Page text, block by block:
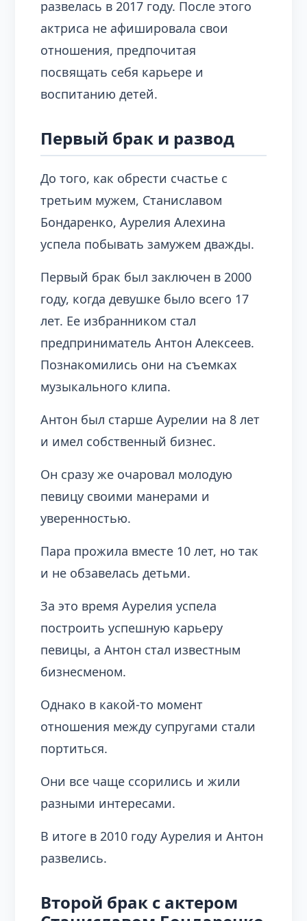
развелась в 2017 году. После этого
актриса не афишировала свои
отношения, предпочитая
посвящать себя карьере и
воспитанию детей.
Первый брак и развод
До того, как обрести счастье с
третьим мужем, Станиславом
Бондаренко, Аурелия Алехина
успела побывать замужем дважды.
Первый брак был заключен в 2000
году, когда девушке было всего 17
лет. Ее избранником стал
предприниматель Антон Алексеев.
Познакомились они на съемках
музыкального клипа.
Антон был старше Аурелии на 8 лет
и имел собственный бизнес.
Он сразу же очаровал молодую
певицу своими манерами и
уверенностью.
Пара прожила вместе 10 лет, но так
и не обзавелась детьми.
За это время Аурелия успела
построить успешную карьеру
певицы, а Антон стал известным
бизнесменом.
Однако в какой-то момент
отношения между супругами стали
портиться.
Они все чаще ссорились и жили
разными интересами.
В итоге в 2010 году Аурелия и Антон
развелись.
Второй брак с актером